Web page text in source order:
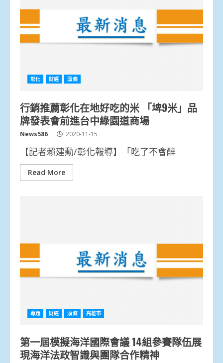
彰化 財經 頭條
行銷推薦彰化在地好吃的米 「埤9米」品
牌發表會前進台中綠園道商場
News586 2020-11-15
【記者賴建勳/彰化報導】「吃了不會醉
Read More
專題 財經 頭條 高雄市
第一屆模擬海洋國際會議 14組參賽隊伍展
現海洋法政智識與團隊合作精神